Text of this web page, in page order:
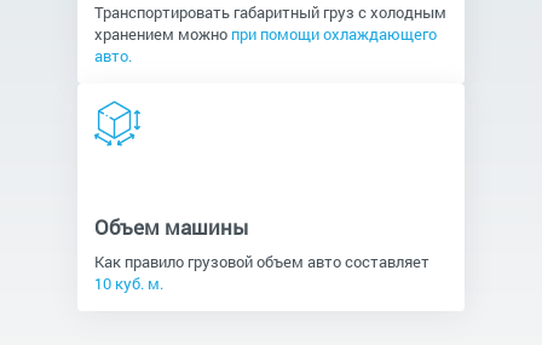
Транспортировать габаритный груз с холодным
хранением можно при помощи охлаждающего
авто.
Объем машины
Как правило грузовой объем авто составляет
10 куб. м.